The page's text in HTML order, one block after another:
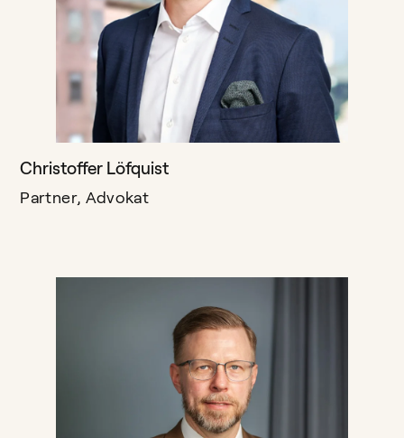
Christoffer Löfquist
Partner, Advokat